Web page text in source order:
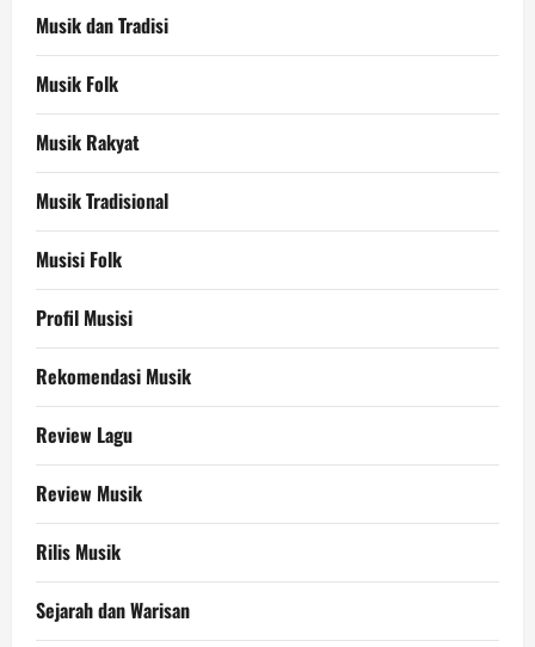
Musik dan Tradisi
Musik Folk
Musik Rakyat
Musik Tradisional
Musisi Folk
Profil Musisi
Rekomendasi Musik
Review Lagu
Review Musik
Rilis Musik
Sejarah dan Warisan